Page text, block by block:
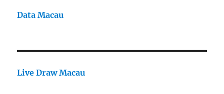
Data Macau
Live Draw Macau